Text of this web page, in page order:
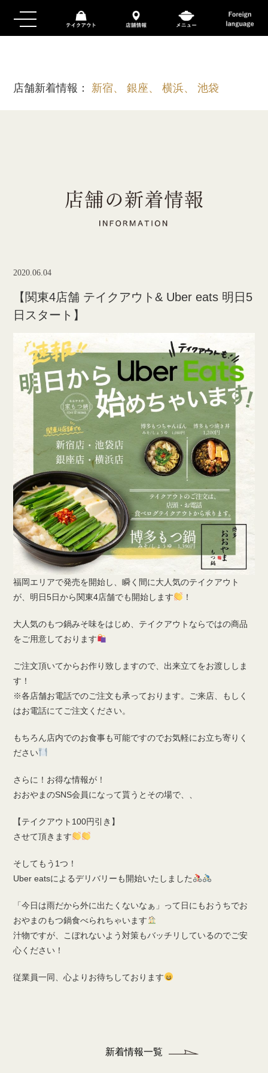
店舗新着情報： 新宿、 銀座、 横浜、 池袋
2020.06.04
【関東4店舗 テイクアウト& Uber eats 明日5
日スタート】
福岡エリアで発売を開始し、瞬く間に大人気のテイクアウト
が、明日5日から関東4店舗でも開始します
！
大人気のもつ鍋みそ味をはじめ、テイクアウトならではの商品
をご用意しております
ご注文頂いてからお作り致しますので、出来立てをお渡ししま
す！
※各店舗お電話でのご注文も承っております。ご来店、もしく
はお電話にてご注文ください。
もちろん店内でのお食事も可能ですのでお気軽にお立ち寄りく
ださい
さらに！お得な情報が！
おおやまのSNS会員になって貰うとその場で、、
【テイクアウト100円引き】
させて頂きます
そしてもう1つ！
Uber eatsによるデリバリーも開始いたしました
「今日は雨だから外に出たくないなぁ」って日にもおうちでお
おやまのもつ鍋食べられちゃいます
汁物ですが、こぼれないよう対策もバッチリしているのでご安
心ください！
従業員一同、心よりお待ちしております
新着情報一覧